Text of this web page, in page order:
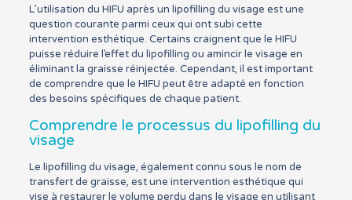
L’utilisation du HIFU après un lipofilling du visage est une
question courante parmi ceux qui ont subi cette
intervention esthétique. Certains craignent que le HIFU
puisse réduire l’effet du lipofilling ou amincir le visage en
éliminant la graisse réinjectée. Cependant, il est important
de comprendre que le HIFU peut être adapté en fonction
des besoins spécifiques de chaque patient.
Comprendre le processus du lipofilling du
visage
Le lipofilling du visage, également connu sous le nom de
transfert de graisse, est une intervention esthétique qui
vise à restaurer le volume perdu dans le visage en utilisant